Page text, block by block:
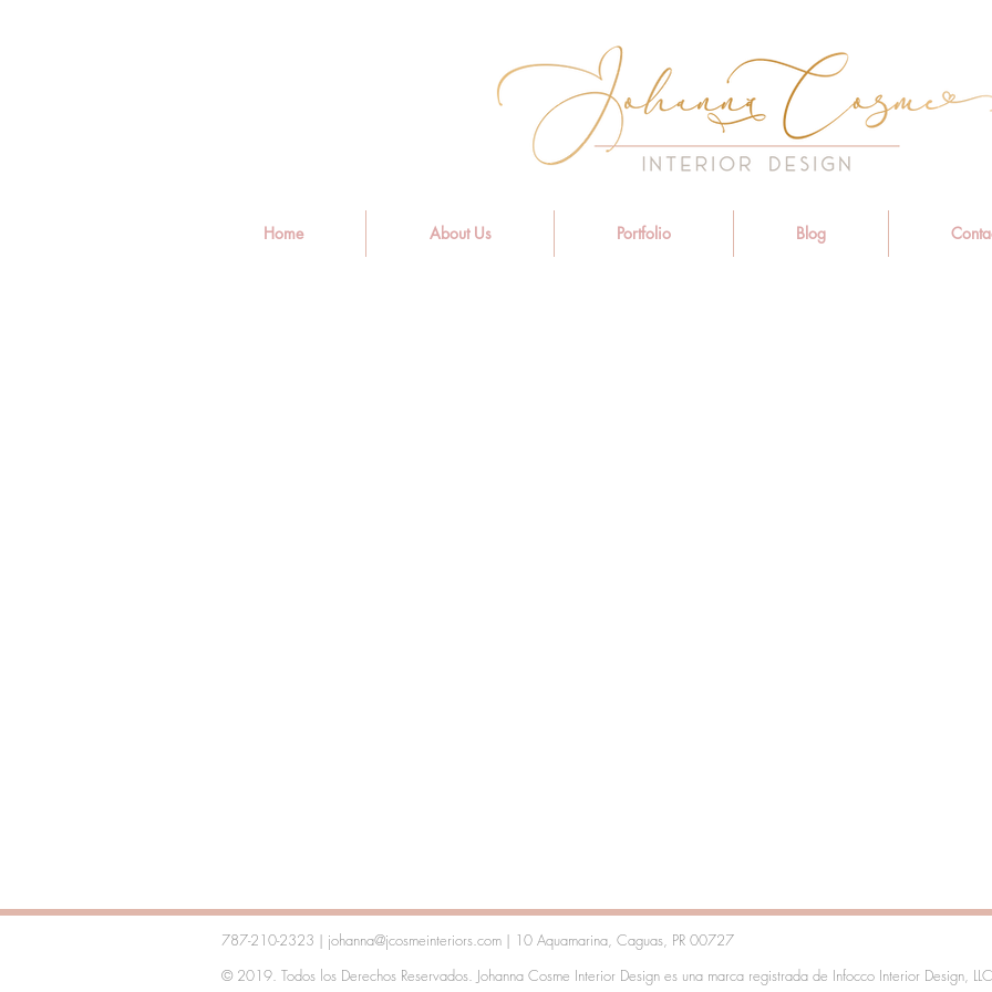
Home About Us Portfolio Blog
787-210-2323 | johanna@jcosmeinteriors.com | 10 Aquamarina, Caguas, PR 00727
© 2019. Todos los Derechos Reservados. Johanna Cosme Interior Design es una marca registrada de Infocco Interior Design,